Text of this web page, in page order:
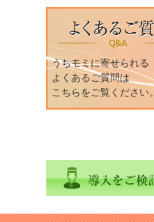
うちモミに寄せられる
よくあるご質問は
こちらをご覧ください。